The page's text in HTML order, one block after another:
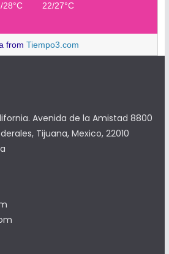
28°C 22/27°C
fromTiempo3.com
Avenida de la Amistad 8800
Tijuana, Mexico, 22010